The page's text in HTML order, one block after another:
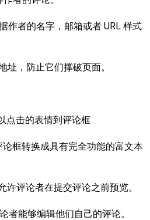
作者的名字，邮箱或者 URL 样式
址，防止它们撑破页面。
点击的表情到评论框
论框转换成具有完全功能的富文本
许评论者在提交评论之前预览。
者能够编辑他们自己的评论。